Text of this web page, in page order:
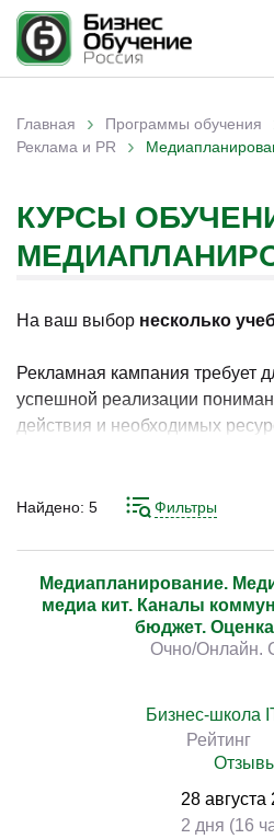
Вы здесь
Главная › Программы обучения
Реклама и PR ›
КУРСЫ
На ваш выбор несколько
Рекламная кампания требует
успешной реализации
действия и необходимых
последовательный план всех
медиапланирование. Оно
каналов воздействия,
необходимых затрат и
деятельности. В общем это
разбирающихся в этом
стать таковым, вы можете
обучающие курсы. Они
актуальные современному
Найдено: 5 Фильтры
Медиапланирование.
медиа кит. Каналы
бюджет.
Очно/Онлайн.
Бизнес-школа
Рейтинг
28 августа
2 дня (16